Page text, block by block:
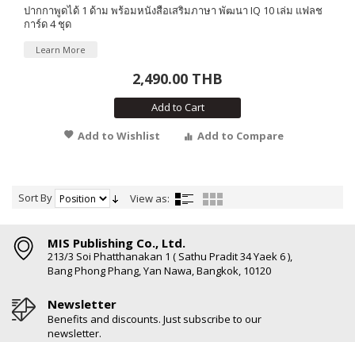
ปากกาพูดได้ 1 ด้าม พร้อมหนังสือเสริมภาษา พัฒนา IQ 10 เล่ม แฟลช
การ์ด 4 ชุด
Learn More
2,490.00 THB
Add to Cart
Add to Wishlist
Add to Compare
Sort By View as:
MIS Publishing Co., Ltd.
213/3 Soi Phatthanakan 1 ( Sathu Pradit 34 Yaek 6 ),
Bang Phong Phang, Yan Nawa, Bangkok, 10120
Newsletter
Benefits and discounts. Just subscribe to our
newsletter.